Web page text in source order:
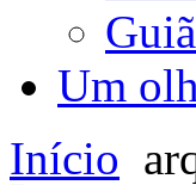
Um
Início